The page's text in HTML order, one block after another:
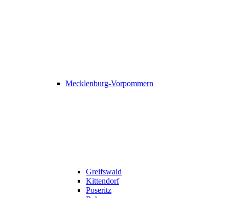
Mecklenburg-Vorpommern
Greifswald
Kittendorf
Poseritz